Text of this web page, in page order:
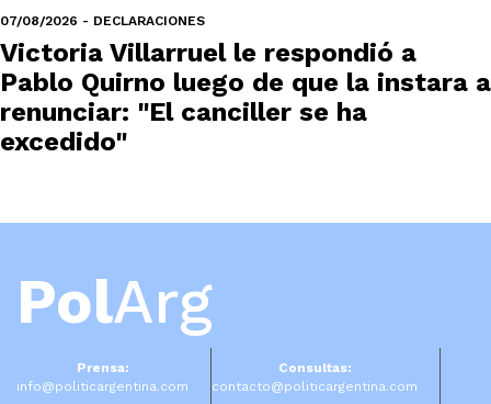
07/08/2026 - DECLARACIONES
Victoria Villarruel le respondió a
Pablo Quirno luego de que la instara a
renunciar: "El canciller se ha
excedido"
PolArg
Prensa:
info@politicargentina.com
Consultas:
contacto@politicargentina.com